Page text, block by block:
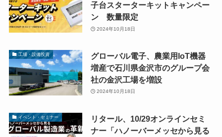
子台スターターキットキャンペー
ン 数量限定
2024年10月18日
工場・設備投資
グローバル電子、農業用IoT機器
増産で石川県金沢市のグループ会
社の金沢工場を増設
2024年10月18日
イベント・セミナー
リタール、10/29オンラインセミ
ナー「ハノーバーメッセから見る